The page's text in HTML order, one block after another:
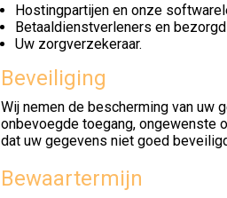
Hostingpartijen en onze
Betaaldienstverleners en
Uw zorgverzekeraar.
Beveiliging
Wij nemen de bescherming van uw
onbevoegde toegang, ongewenste
dat uw gegevens niet goed
Bewaartermijn